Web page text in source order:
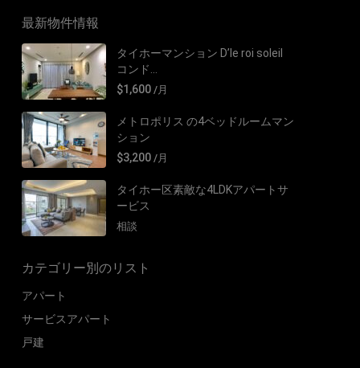
最新物件情報
タイホーマンション D’le roi soleil
コンド...
$1,600 /月
メトロポリス の4ベッドルームマン
ション
$3,200 /月
タイホー区素敵な4LDKアパートサ
ービス
相談
カテゴリー別のリスト
アパート
サービスアパート
戸建